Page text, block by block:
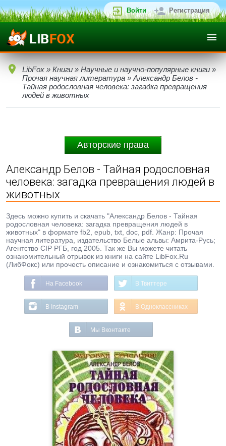
Войти Регистрация
LibFox » Книги » Научные и научно-популярные книги »
Прочая научная литература » Александр Белов -
Тайная родословная человека: загадка превращения
людей в животных
Авторские права
Александр Белов - Тайная родословная
человека: загадка превращения людей в
животных
Здесь можно купить и скачать "Александр Белов - Тайная
родословная человека: загадка превращения людей в
животных" в формате fb2, epub, txt, doc, pdf. Жанр: Прочая
научная литература, издательство Белые альвы: Амрита-Русь;
Агентство CIP РГБ, год 2005. Так же Вы можете читать
ознакомительный отрывок из книги на сайте LibFox.Ru
(ЛибФокс) или прочесть описание и ознакомиться с отзывами.
На Facebook В Твиттере
В Instagram В Одноклассниках
Мы Вконтакте